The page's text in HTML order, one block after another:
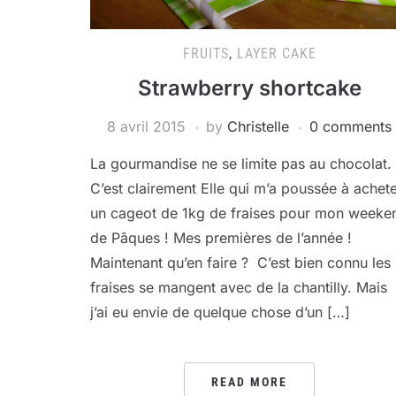
FRUITS, LAYER CAKE
Strawberry shortcake
8 avril 2015 by Christelle 0 comments
La gourmandise ne se limite pas au chocolat.
C’est clairement Elle qui m’a poussée à
un cageot de 1kg de fraises pour mon
de Pâques ! Mes premières de l’année !
Maintenant qu’en faire ? C’est bien connu les
fraises se mangent avec de la chantilly. Mais
j’ai eu envie de quelque chose d’un […]
READ MORE